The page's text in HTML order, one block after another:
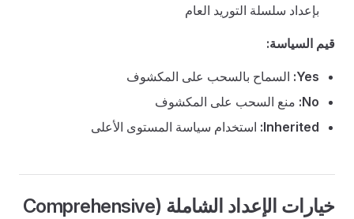
بإعداد سلسلة التوريد العام
قيم السياسة:
Yes: السماح بالسحب على المكشوف
No: منع السحب على المكشوف
Inherited: استخدام سياسة المستوى الأعلى
خيارات الإعداد الشاملة (Comprehensive